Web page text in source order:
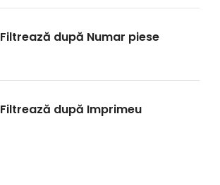
Filtrează după Numar piese
Filtrează după Imprimeu